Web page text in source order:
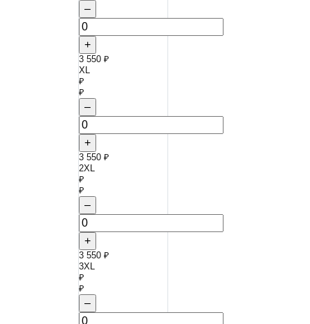
–
+
3 550 ₽
XL
₽
₽
–
+
3 550 ₽
2XL
₽
₽
–
+
3 550 ₽
3XL
₽
₽
–